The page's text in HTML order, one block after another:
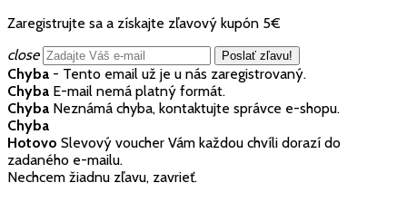
Zaregistrujte sa a získajte zľavový kupón 5€
close
Chyba - Tento email už je u nás zaregistrovaný.
Chyba E-mail nemá platný formát.
Chyba Neznámá chyba, kontaktujte správce e-shopu.
Chyba
Hotovo Slevový voucher Vám každou chvíli dorazí do
zadaného e-mailu.
Nechcem žiadnu zľavu, zavrieť.